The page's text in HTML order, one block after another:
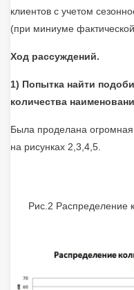
клиентов с учетом
(при миниуме
Ход рассуждений.
1) Попытка найти
количества
Была проделана огромная
на рисунках 2,3,4,5.
Рис.2 Распределение